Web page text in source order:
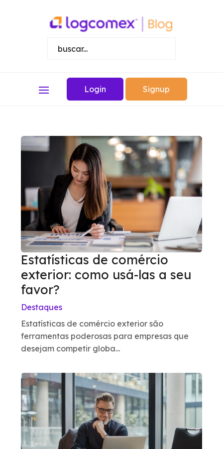
Login Signup
Estatísticas de comércio
exterior: como usá-las a seu
favor?
Destaques
Estatísticas de comércio exterior são
ferramentas poderosas para empresas que
desejam competir globa...